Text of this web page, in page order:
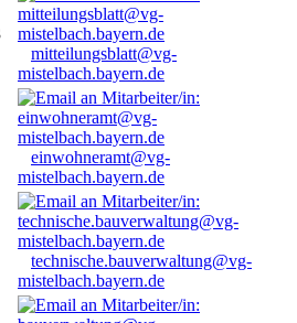
mitteilungsblatt@vg-
mistelbach.bayern.de
einwohneramt@vg-
mistelbach.bayern.de
technische.bauverwaltung@vg-
mistelbach.bayern.de